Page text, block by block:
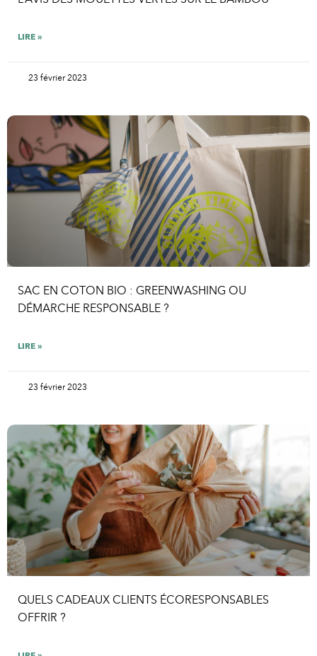
LIRE »
23 février 2023
SAC EN COTON BIO : GREENWASHING OU
DÉMARCHE RESPONSABLE ?
LIRE »
23 février 2023
QUELS CADEAUX CLIENTS ÉCORESPONSABLES
OFFRIR ?